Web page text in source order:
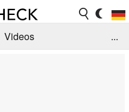
Videos
...